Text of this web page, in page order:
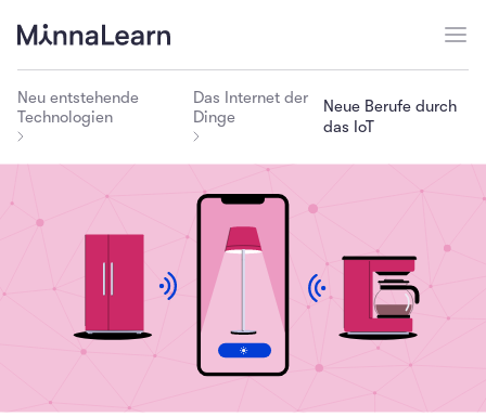
Neu entstehende
Technologien
Das Internet der
Dinge
Neue Berufe durch
das IoT